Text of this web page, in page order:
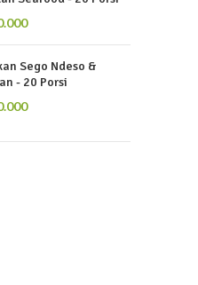
Sego Ndeso &
- 20 Porsi